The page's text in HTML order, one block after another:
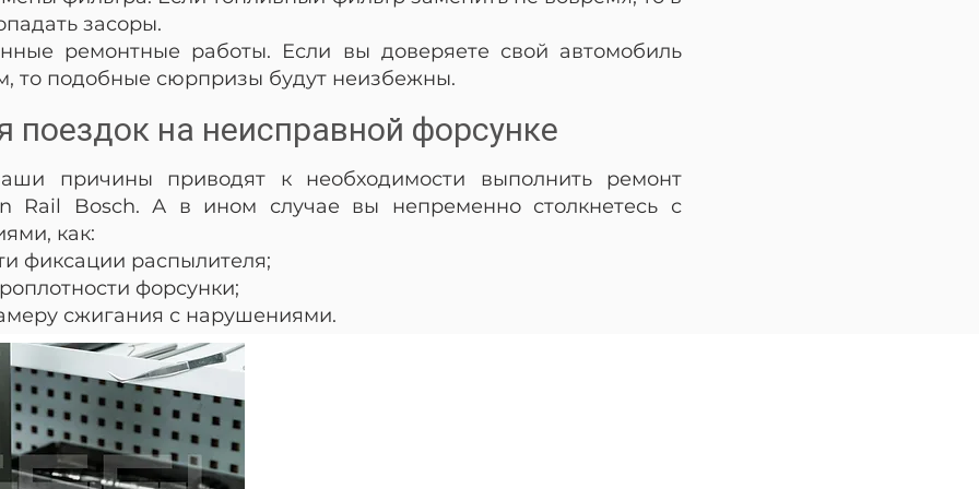
засоры.
ремонтные работы. Если вы доверяете свой автомобиль
то подобные сюрпризы будут неизбежны.
поездок на неисправной форсунке
причины приводят к необходимости выполнить ремонт
Rail Bosch. А в ином случае вы непременно столкнетесь с
как:
фиксации распылителя;
форсунки;
сжигания с нарушениями.